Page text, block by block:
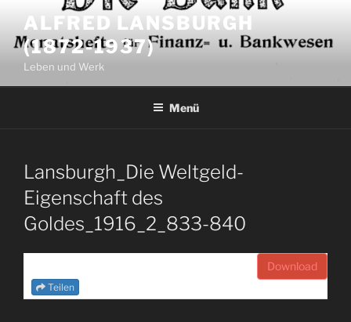
Inhalt
springen
ALFRED LANSBURGH
(1872-1937)
Leben und Werk
Menü
Lansburgh_Die Weltgeld-
Eigenschaft des
Goldes_1916_2_833-840
Download
Teilen